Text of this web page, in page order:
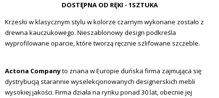
DOSTĘPNA OD RĘKI - 1SZTUKA
Krzesło w klasycznym stylu w kolorze czarnym wykonane zostało z
drewna kauczukowego. Nieszablonowy design podkreśla
wyprofilowane oparcie, które tworzą ręcznie szlifowane szczeble.
Actona Companyto znana w Europie duńska firma zajmująca się
dystrybucją starannie wyselekcjonowanych designerskich mebli
wysokiej jakości. Firma działa na rynku ponad 30 lat, obecnie jej